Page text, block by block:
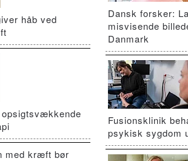
håb ved
med kræft bør
Dansk forsker:
misvisende
Danmark
Fusionsklinik
psykisk sygdom